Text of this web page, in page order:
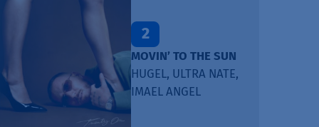
2
MOVIN’ TO THE SUN
HUGEL, ULTRA NATE,
IMAEL ANGEL